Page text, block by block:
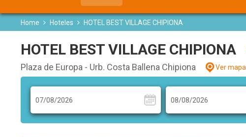
Home Hoteles HOTEL BEST VILLAGE CHIPIONA
HOTEL BEST VILLAGE CHIPIONA
Plaza de Europa - Urb. Costa Ballena Chipiona Ver mapa